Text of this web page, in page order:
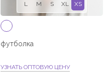
L M S XL XS
футболка
УЗНАТЬ ОПТОВУЮ ЦЕНУ